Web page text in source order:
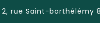
rue Saint-barthélémy